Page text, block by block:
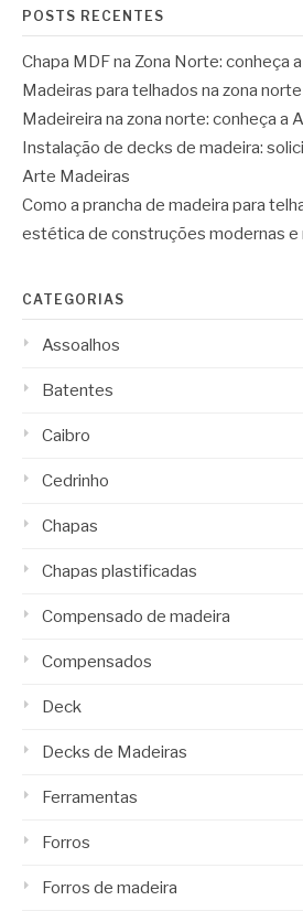
POSTS RECENTES
Chapa MDF na Zona Norte: conheça
Madeiras para telhados na zona norte
Madeireira na zona norte: conheça a
Instalação de decks de madeira:
Arte Madeiras
Como a prancha de madeira para
estética de construções modernas e
CATEGORIAS
Assoalhos
Batentes
Caibro
Cedrinho
Chapas
Chapas plastificadas
Compensado de madeira
Compensados
Deck
Decks de Madeiras
Ferramentas
Forros
Forros de madeira